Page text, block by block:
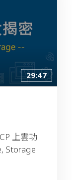
29:47
上雲功
Storage